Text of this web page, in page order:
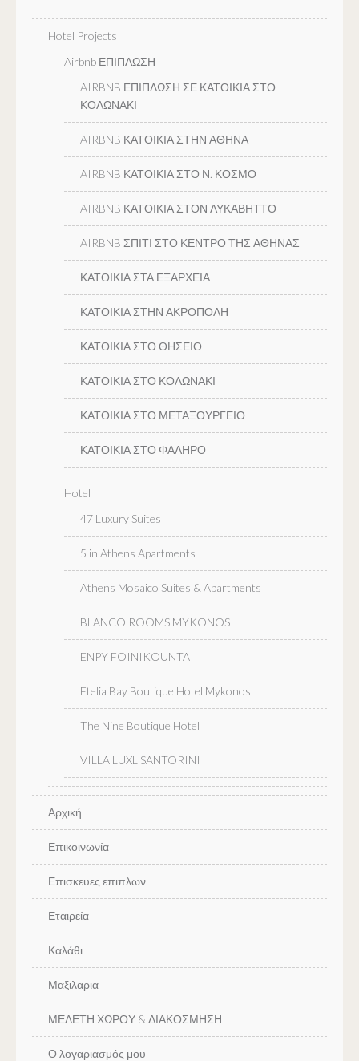
Hotel Projects
Airbnb ΕΠΙΠΛΩΣΗ
AIRBNB ΕΠΙΠΛΩΣΗ ΣΕ ΚΑΤΟΙΚΙΑ ΣΤΟ
ΚΟΛΩΝΑΚΙ
AIRBNB ΚΑΤΟΙΚΙΑ ΣΤΗΝ ΑΘΗΝΑ
AIRBNB ΚΑΤΟΙΚΙΑ ΣΤΟ Ν. ΚΟΣΜΟ
AIRBNB ΚΑΤΟΙΚΙΑ ΣΤΟΝ ΛΥΚΑΒΗΤΤΟ
AIRBNB ΣΠΙΤΙ ΣΤΟ ΚΕΝΤΡΟ ΤΗΣ ΑΘΗΝΑΣ
ΚΑΤΟΙΚΙΑ ΣΤΑ ΕΞΑΡΧΕΙΑ
ΚΑΤΟΙΚΙΑ ΣΤΗΝ ΑΚΡΟΠΟΛΗ
ΚΑΤΟΙΚΙΑ ΣΤΟ ΘΗΣΕΙΟ
ΚΑΤΟΙΚΙΑ ΣΤΟ ΚΟΛΩΝΑΚΙ
ΚΑΤΟΙΚΙΑ ΣΤΟ ΜΕΤΑΞΟΥΡΓΕΙΟ
ΚΑΤΟΙΚΙΑ ΣΤΟ ΦΑΛΗΡΟ
Hotel
47 Luxury Suites
5 in Athens Apartments
Athens Mosaico Suites & Apartments
BLANCO ROOMS MYKONOS
ENPY FOINIKOUNTA
Ftelia Bay Boutique Hotel Mykonos
The Nine Boutique Hotel
VILLA LUXL SANTORINI
Αρχική
Επικοινωνία
Επισκευες επιπλων
Εταιρεία
Καλάθι
Μαξιλαρια
ΜΕΛΕΤΗ ΧΩΡΟΥ & ΔΙΑΚΟΣΜΗΣΗ
Ο λογαριασμός μου